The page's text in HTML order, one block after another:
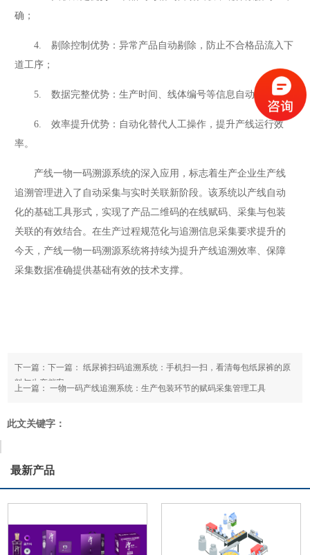
确；
4. 剔除控制优势：异常产品自动剔除，防止不合格品流入下
道工序；
5. 数据完整优势：生产时间、线体编号等信息自动记录；
6. 效率提升优势：自动化替代人工操作，提升产线运行效
率。
产线一物一码溯源系统的深入应用，标志着生产企业生产线
追溯管理进入了自动采集与实时关联新阶段。该系统以产线自动
化的基础工具形式，实现了产品二维码的在线赋码、采集与包装
关联的有效结合。在生产过程规范化与追溯信息采集要求提升的
今天，产线一物一码溯源系统将持续为提升产线追溯效率、保障
采集数据准确提供基础有效的技术支撑。
下一篇：下一篇：纸尿裤扫码追溯系统：手机扫一扫，看清每包纸尿裤的原
料与生产档案
上一篇：一物一码产线追溯系统：生产包装环节的赋码采集管理工具
此文关键字：
最新产品